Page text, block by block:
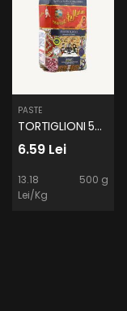
PASTE
TORTIGLIONI 500g.
6.59 Lei
13.18
Lei/Kg
500 g